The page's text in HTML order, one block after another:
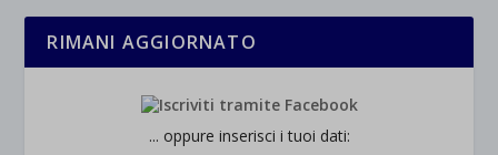
RIMANI AGGIORNATO
... oppure inserisci i tuoi dati: